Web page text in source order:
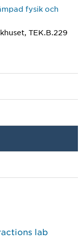
fysik och
TEK.B.229
lab